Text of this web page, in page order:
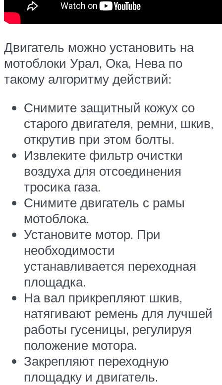
Двигатель можно установить на
мотоблоки Урал, Ока, Нева по
такому алгоритму действий:
Снимите защитный кожух со
старого двигателя, ремни, шкив,
открутив при этом болты.
Извлеките фильтр очистки
воздуха для отсоединения
тросика газа.
Снимите двигатель с рамы
мотоблока.
Установите мотор. При
необходимости
устанавливается переходная
площадка.
На вал прикрепляют шкив,
натягивают ремень для лучшей
работы гусеницы, регулируя
положение мотора.
Закрепляют переходную
площадку и двигатель.